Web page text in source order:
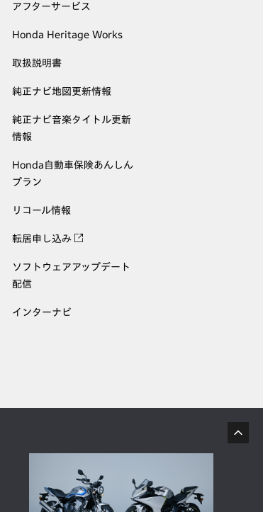
アフターサービス
Honda Heritage Works
取扱説明書
純正ナビ地図更新情報
純正ナビ音楽タイトル更新
情報
Honda自動車保険あんしん
プラン
リコール情報
転居申し込み
ソフトウェアアップデート
配信
インターナビ